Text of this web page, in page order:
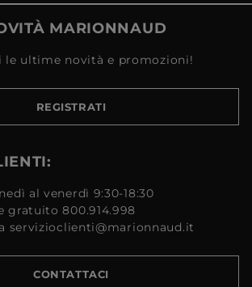
MARIONNAUD
le ultime novità e promozioni!
REGISTRATI
al venerdì 9:30-18:30
gratuito 800.914.998
servizioclienti@marionnaud.it
CONTATTACI